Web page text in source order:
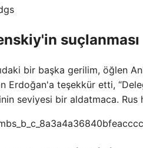
suçlanması
bir başka gerilim, öğlen
Erdoğan'a teşekkür etti,
seviyesi bir aldatmaca.